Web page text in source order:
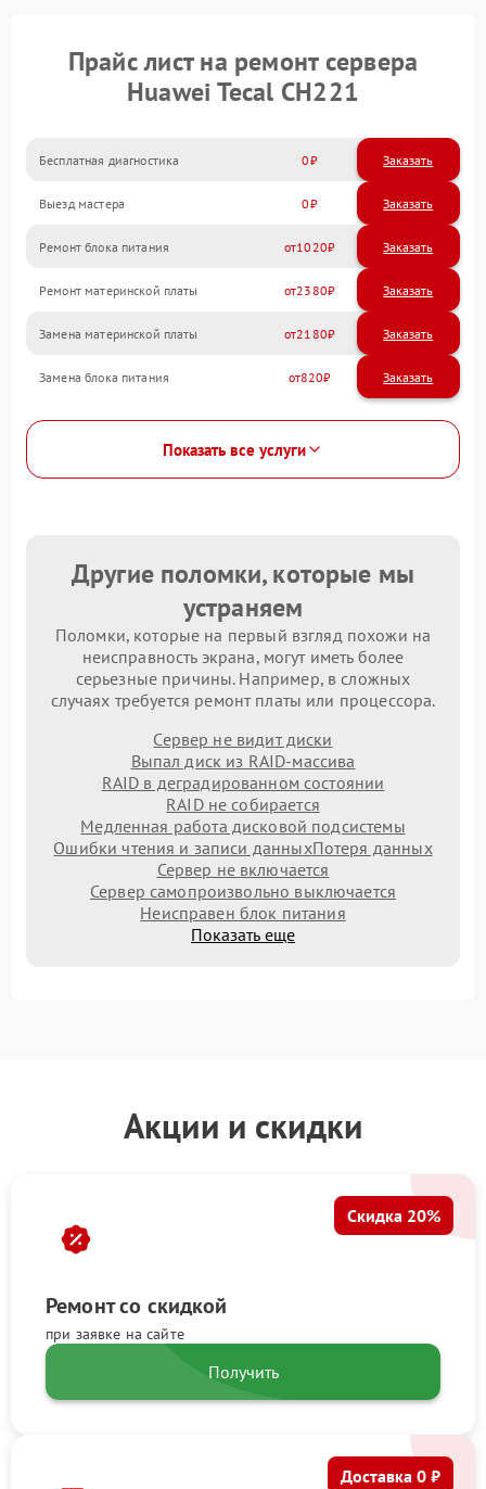
Прайс лист на ремонт сервера
Huawei Tecal CH221
Бесплатная диагностика 0 Заказать
Выезд мастера 0 Заказать
Ремонт блока питания 1020
Ремонт материнской платы 2380
Замена материнской платы 2180
Замена блока питания 820
Показать все услуги
Другие поломки, которые мы
устраняем
Поломки, которые на первый взгляд похожи на
неисправность экрана, могут иметь более
серьезные причины. Например, в сложных
случаях требуется ремонт платы или процессора.
Сервер не видит диски
Выпал диск из RAID-массива
RAID в деградированном состоянии
RAID не собирается
Медленная работа дисковой подсистемы
Ошибки чтения и записи данныхПотеря данных
Сервер не включается
Сервер самопроизвольно выключается
Неисправен блок питания
Показать еще
Акции и скидки
Ремонт со скидкой
при заявке на сайте
Скидка 20%
Получить
Доставка 0 ₽